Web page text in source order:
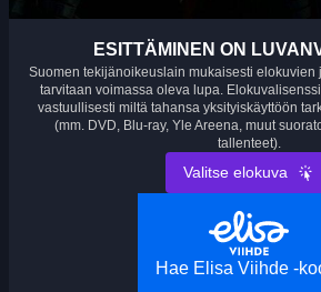
ESITTÄMINEN ON
Suomen tekijänoikeuslain mukaisesti elokuvien
tarvitaan voimassa oleva lupa.
vastuullisesti miltä tahansa yksityiskäyttöön
(mm. DVD, Blu-ray, Yle Areena, muut
tallenteet).
Valitse elokuva
Hae Elisa Viihde -